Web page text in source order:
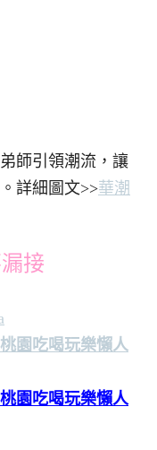
師引領潮流，讓
詳細圖文>>華潮
接
桃園吃喝玩樂懶人
桃園吃喝玩樂懶人